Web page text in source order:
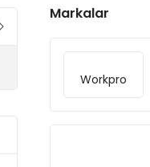
Markalar
Workpro